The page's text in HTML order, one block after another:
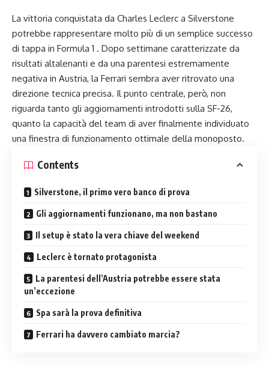
La vittoria conquistata da Charles Leclerc a Silverstone
potrebbe rappresentare molto più di un semplice successo
di tappa in Formula 1 . Dopo settimane caratterizzate da
risultati altalenanti e da una parentesi estremamente
negativa in Austria, la Ferrari sembra aver ritrovato una
direzione tecnica precisa. Il punto centrale, però, non
riguarda tanto gli aggiornamenti introdotti sulla SF-26,
quanto la capacità del team di aver finalmente individuato
una finestra di funzionamento ottimale della monoposto.
Contents
Silverstone, il primo vero banco di prova
Gli aggiornamenti funzionano, ma non bastano
Il setup è stato la vera chiave del weekend
Leclerc è tornato protagonista
La parentesi dell’Austria potrebbe essere stata
un’eccezione
Spa sarà la prova definitiva
Ferrari ha davvero cambiato marcia?